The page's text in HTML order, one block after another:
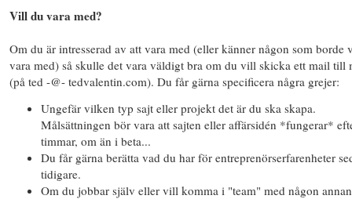
Vill du vara med?
Om du är intresserad av att vara med (eller känner någon som borde
vara med) så skulle det vara väldigt bra om du vill skicka ett mail till
(på ted -@- tedvalentin.com). Du får gärna specificera några grejer:
Ungefär vilken typ sajt eller projekt det är du ska skapa.
Målsättningen bör vara att sajten eller affärsidén *fungerar*
timmar, om än i beta...
Du får gärna berätta vad du har för entreprenörserfarenheter
tidigare.
Om du jobbar själv eller vill komma i "team" med någon